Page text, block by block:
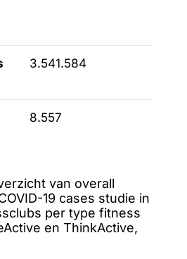
3.541.584
8.557
van overall
19 cases studie in
per type fitness
en ThinkActive,